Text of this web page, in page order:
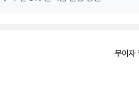
무이자